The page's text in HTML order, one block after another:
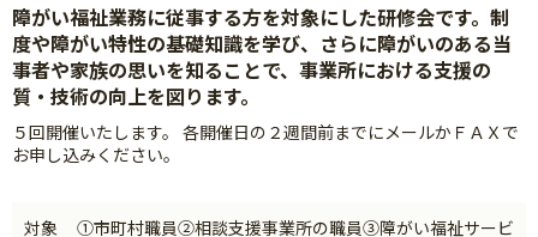
障がい福祉業務に従事する方を対象にした研修会です。制
度や障がい特性の基礎知識を学び、さらに障がいのある当
事者や家族の思いを知ることで、事業所における支援の
質・技術の向上を図ります。
５回開催いたします。 各開催日の２週間前までにメールかＦＡＸで
お申し込みください。
対象
①市町村職員②相談支援事業所の職員③障がい福祉サービ